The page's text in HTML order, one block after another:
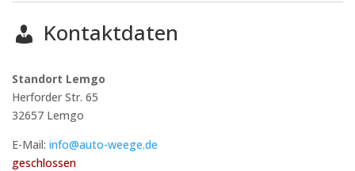
Kontaktdaten
Standort Lemgo
Herforder Str. 65
32657 Lemgo
E-Mail: info@auto-weege.de
geschlossen